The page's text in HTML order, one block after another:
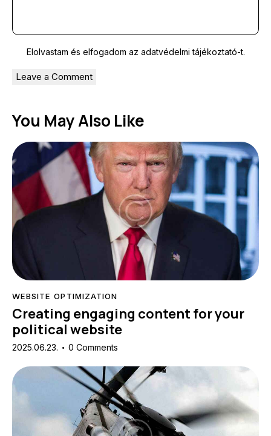
Elolvastam és elfogadom az adatvédelmi tájékoztató-t.
You May Also Like
WEBSITE OPTIMIZATION
Creating engaging content for your
political website
2025.06.23. 0 Comments